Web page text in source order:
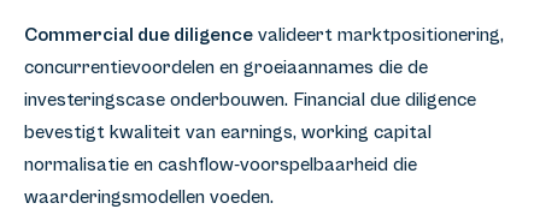
Commercial due diligence valideert marktpositionering,
concurrentievoordelen en groeiaannames die de
investeringscase onderbouwen. Financial due diligence
bevestigt kwaliteit van earnings, working capital
normalisatie en cashflow-voorspelbaarheid die
waarderingsmodellen voeden.